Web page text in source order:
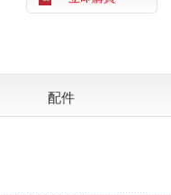
配件